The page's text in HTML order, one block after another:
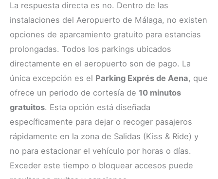
La respuesta directa es no. Dentro de las
instalaciones del Aeropuerto de Málaga, no existen
opciones de aparcamiento gratuito para estancias
prolongadas. Todos los parkings ubicados
directamente en el aeropuerto son de pago. La
única excepción es el Parking Exprés de Aena, que
ofrece un periodo de cortesía de 10 minutos
gratuitos. Esta opción está diseñada
específicamente para dejar o recoger pasajeros
rápidamente en la zona de Salidas (Kiss & Ride) y
no para estacionar el vehículo por horas o días.
Exceder este tiempo o bloquear accesos puede